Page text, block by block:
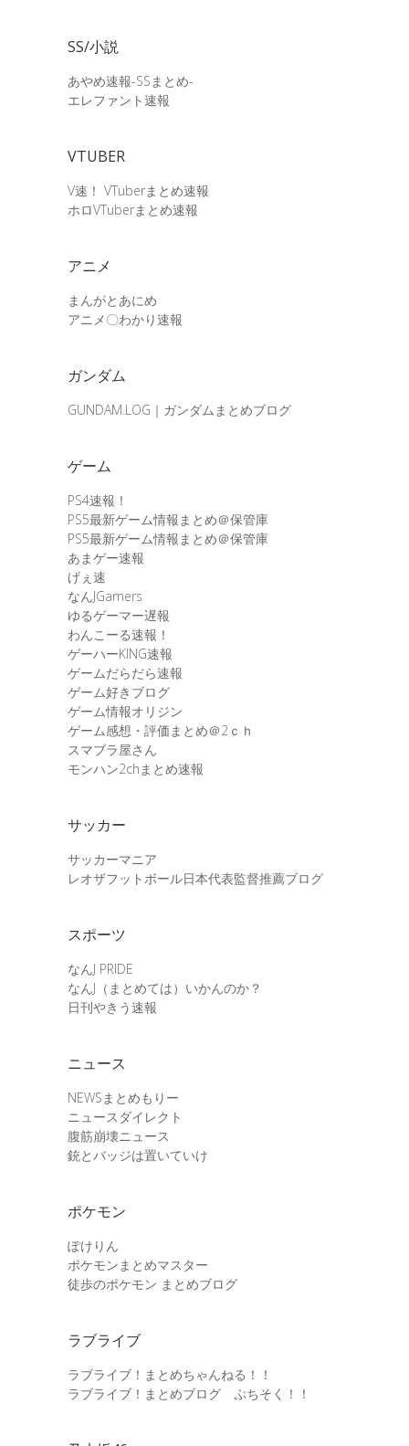
SS/小説
あやめ速報-SSまとめ-
エレファント速報
VTUBER
V速！ VTuberまとめ速報
ホロVTuberまとめ速報
アニメ
まんがとあにめ
アニメ〇わかり速報
ガンダム
GUNDAM.LOG｜ガンダムまとめブログ
ゲーム
PS4速報！
PS5最新ゲーム情報まとめ＠保管庫
PS5最新ゲーム情報まとめ＠保管庫
あまゲー速報
げぇ速
なんJGamers
ゆるゲーマー遅報
わんこーる速報！
ゲーハーKING速報
ゲームだらだら速報
ゲーム好きブログ
ゲーム情報オリジン
ゲーム感想・評価まとめ＠2ｃｈ
スマブラ屋さん
モンハン2chまとめ速報
サッカー
サッカーマニア
レオザフットボール日本代表監督推薦ブログ
スポーツ
なんJ PRIDE
なんJ（まとめては）いかんのか？
日刊やきう速報
ニュース
NEWSまとめもりー
ニュースダイレクト
腹筋崩壊ニュース
銃とバッジは置いていけ
ポケモン
ぽけりん
ポケモンまとめマスター
徒歩のポケモン まとめブログ
ラブライブ
ラブライブ！まとめちゃんねる！！
ラブライブ！まとめブログ ぷちそく！！